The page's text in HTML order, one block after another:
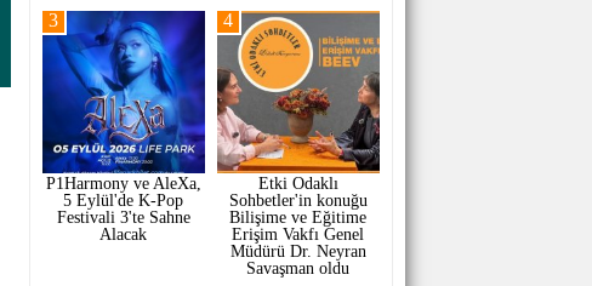
P1Harmony ve AleXa,
5 Eylül'de K-Pop
Festivali 3'te Sahne
Alacak
3
Etki Odaklı
Sohbetler'in konuğu
Bilişime ve Eğitime
Erişim Vakfı Genel
Müdürü Dr. Neyran
Savaşman oldu
4